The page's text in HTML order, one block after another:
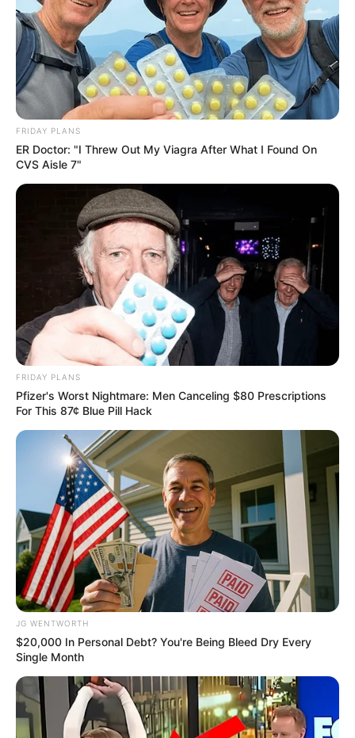
BRAINBERRIES
Top 9 Most Controversial 'Late Show' Moments
BRAINBERRIES
The Insane True Stories Behind Cameron's Biggest
Films
BRAINBERRIES
Tallest Women On Earth — Their Height Is Jaw-
Dropping
BRAINBERRIES
The Most Unexpected Wedding Dance Moments
'The OC' Cast Then And Now - Where Are They 20
Years Later?
BRAINBERRIES
FRIDAY PLANS
ER Doctor: "I Threw Out My Viagra After What I Found On
CVS Aisle 7"
FRIDAY PLANS
Pfizer's Worst Nightmare: Men Canceling $80 Prescriptions
For This 87¢ Blue Pill Hack
JG WENTWORTH
$20,000 In Personal Debt? You're Being Bleed Dry Every
Single Month